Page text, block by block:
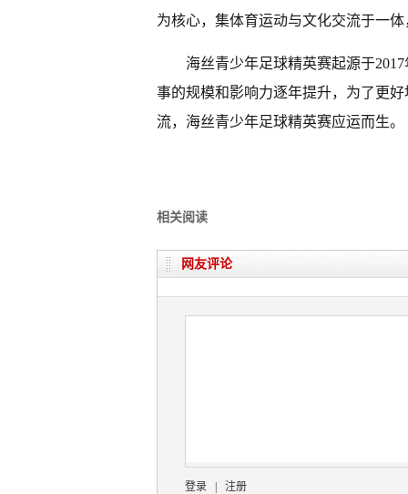
为核心，集体育运动与文化交流于一
海丝青少年足球精英赛起源于
事的规模和影响力逐年提升，为了更
流，海丝青少年足球精英赛应运而生。
相关阅读
网友评论
登录 注册